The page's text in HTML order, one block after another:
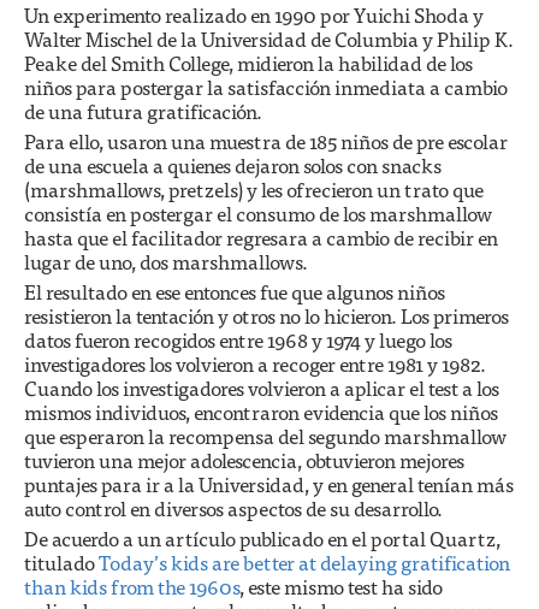
Un experimento realizado en 1990 por Yuichi Shoda y
Walter Mischel de la Universidad de Columbia y Philip K.
Peake del Smith College, midieron la habilidad de los
niños para postergar la satisfacción inmediata a cambio
de una futura gratificación.
Para ello, usaron una muestra de 185 niños de pre escolar
de una escuela a quienes dejaron solos con snacks
(marshmallows, pretzels) y les ofrecieron un trato que
consistía en postergar el consumo de los marshmallow
hasta que el facilitador regresara a cambio de recibir en
lugar de uno, dos marshmallows.
El resultado en ese entonces fue que algunos niños
resistieron la tentación y otros no lo hicieron. Los primeros
datos fueron recogidos entre 1968 y 1974 y luego los
investigadores los volvieron a recoger entre 1981 y 1982.
Cuando los investigadores volvieron a aplicar el test a los
mismos individuos, encontraron evidencia que los niños
que esperaron la recompensa del segundo marshmallow
tuvieron una mejor adolescencia, obtuvieron mejores
puntajes para ir a la Universidad, y en general tenían más
auto control en diversos aspectos de su desarrollo.
De acuerdo a un artículo publicado en el portal Quartz,
tituladoToday’s kids are better at delaying gratification
than kids from the 1960s, este mismo test ha sido